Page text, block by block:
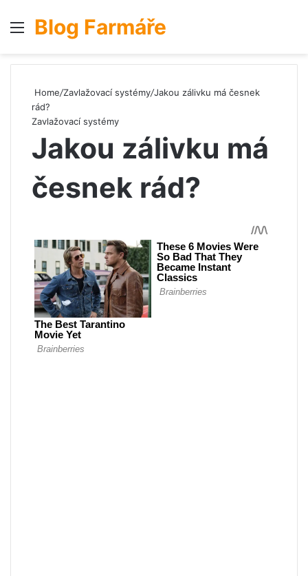
Menu
Blog Farmáře
Home/Zavlažovací systémy/Jakou zálivku má česnek
rád?
Zavlažovací systémy
Jakou zálivku má
česnek rád?